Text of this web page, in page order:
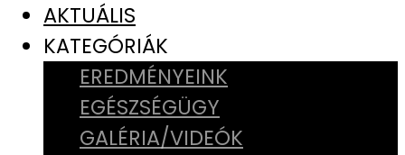
AKTUÁLIS
KATEGÓRIÁK
EREDMÉNYEINK
EGÉSZSÉGÜGY
GALÉRIA/VIDEÓK